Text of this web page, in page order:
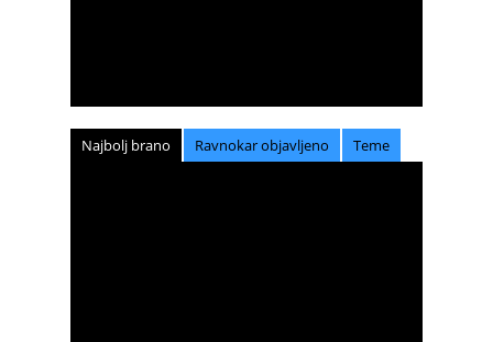
Najbolj brano Ravnokar objavljeno Teme